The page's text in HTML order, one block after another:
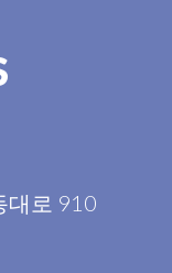
대로 910